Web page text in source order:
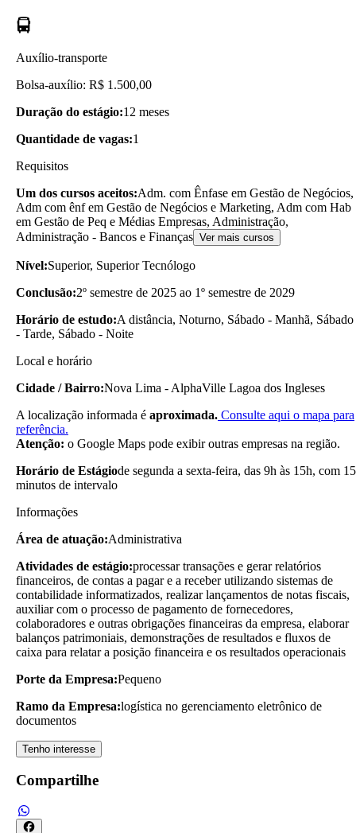
Auxílio-transporte
Bolsa-auxílio: R$ 1.500,00
Duração do estágio:12 meses
Quantidade de vagas:1
Requisitos
Um dos cursos aceitos:Adm. com Ênfase em Gestão de Negócios,
Adm com ênf em Gestão de Negócios e Marketing, Adm com Hab
em Gestão de Peq e Médias Empresas, Administração,
Administração - Bancos e Finanças Ver mais cursos
Nível:Superior, Superior Tecnólogo
Conclusão:2º semestre de 2025 ao 1º semestre de 2029
Horário de estudo:A distância, Noturno, Sábado - Manhã, Sábado
- Tarde, Sábado - Noite
Local e horário
Cidade / Bairro:Nova Lima - AlphaVille Lagoa dos Ingleses
A localização informada é aproximada. Consulte aqui o mapa para
referência.
Atenção: o Google Maps pode exibir outras empresas na região.
Horário de Estágiode segunda a sexta-feira, das 9h às 15h, com 15
minutos de intervalo
Informações
Área de atuação:Administrativa
Atividades de estágio:processar transações e gerar relatórios
financeiros, de contas a pagar e a receber utilizando sistemas de
contabilidade informatizados, realizar lançamentos de notas fiscais,
auxiliar com o processo de pagamento de fornecedores,
colaboradores e outras obrigações financeiras da empresa, elaborar
balanços patrimoniais, demonstrações de resultados e fluxos de
caixa para relatar a posição financeira e os resultados operacionais
Porte da Empresa:Pequeno
Ramo da Empresa:logística no gerenciamento eletrônico de
documentos
Tenho interesse
Compartilhe